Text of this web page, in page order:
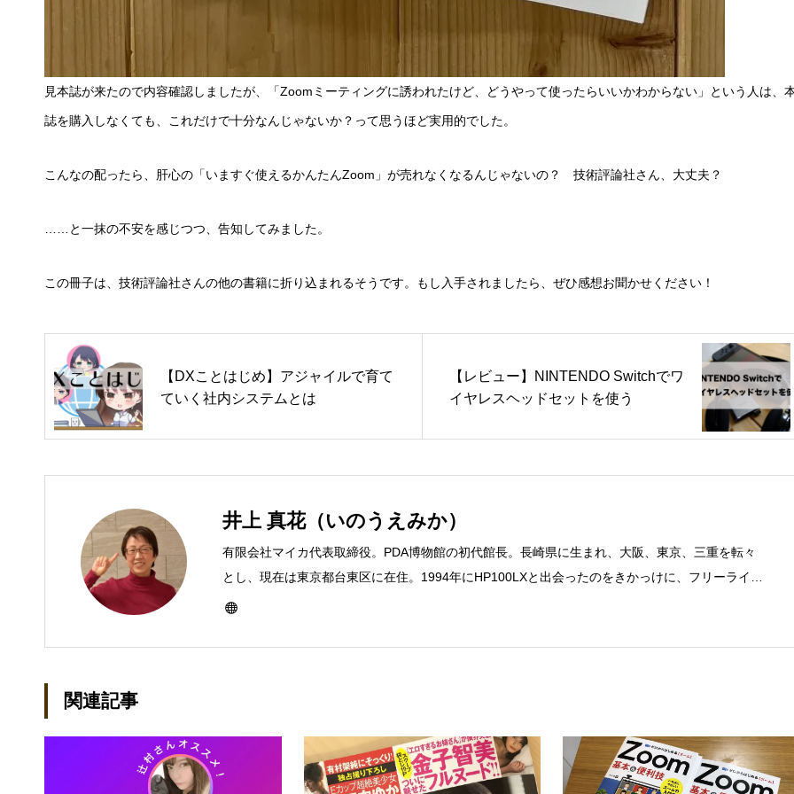
見本誌が来たので内容確認しましたが、「Zoomミーティングに誘われたけど、どうやって使ったらいいかわからない」という人は、
誌を購入しなくても、これだけで十分なんじゃないか？って思うほど実用的でした。
こんなの配ったら、肝心の「いますぐ使えるかんたんZoom」が売れなくなるんじゃないの？ 技術評論社さん、大丈夫？
……と一抹の不安を感じつつ、告知してみました。
この冊子は、技術評論社さんの他の書籍に折り込まれるそうです。もし入手されましたら、ぜひ感想お聞かせください！
【DXことはじめ】アジャイルで育て
ていく社内システムとは
【レビュー】NINTENDO Switchでワ
イヤレスヘッドセットを使う
井上 真花（いのうえみか）
有限会社マイカ代表取締役。PDA博物館の初代館長。長崎県に生まれ、大阪、東京、三重を転々
とし、現在は東京都台東区に在住。1994年にHP100LXと出会ったのをきかっけに、フリーライタ
ーとして雑誌、書籍などで執筆するようになり、1997年に上京して技術評論社に入社。その後再
などBtoCコンテンツ、および広告やカタログ、導入事例などBtoBコンテンツの制作。プライベー
関連記事